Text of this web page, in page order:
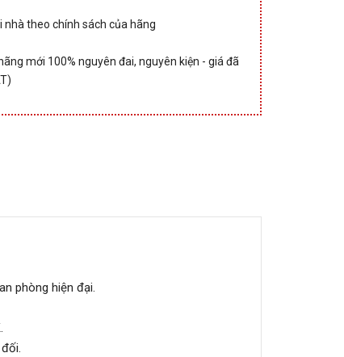
nhà theo chính sách của hãng
mới 100% nguyên đai, nguyên kiện - giá đã
phòng hiện đại.